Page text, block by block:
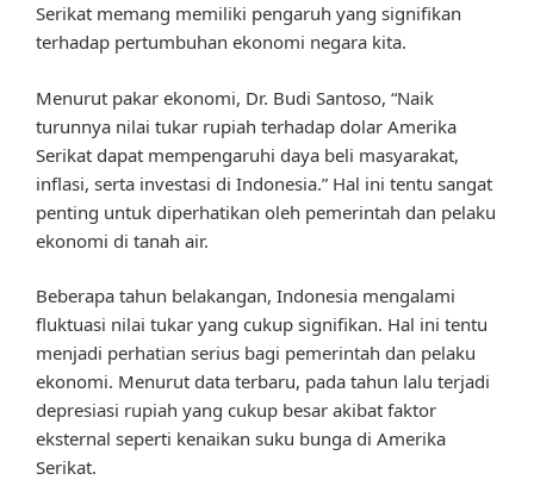
Serikat memang memiliki pengaruh yang signifikan
terhadap pertumbuhan ekonomi negara kita.
Menurut pakar ekonomi, Dr. Budi Santoso, “Naik
turunnya nilai tukar rupiah terhadap dolar Amerika
Serikat dapat mempengaruhi daya beli masyarakat,
inflasi, serta investasi di Indonesia.” Hal ini tentu sangat
penting untuk diperhatikan oleh pemerintah dan pelaku
ekonomi di tanah air.
Beberapa tahun belakangan, Indonesia mengalami
fluktuasi nilai tukar yang cukup signifikan. Hal ini tentu
menjadi perhatian serius bagi pemerintah dan pelaku
ekonomi. Menurut data terbaru, pada tahun lalu terjadi
depresiasi rupiah yang cukup besar akibat faktor
eksternal seperti kenaikan suku bunga di Amerika
Serikat.